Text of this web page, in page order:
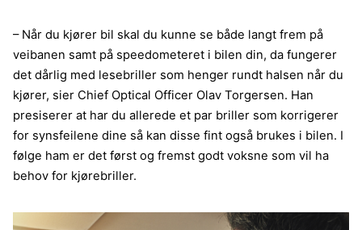
– Når du kjører bil skal du kunne se både langt frem på
veibanen samt på speedometeret i bilen din, da fungerer
det dårlig med lesebriller som henger rundt halsen når du
kjører, sier Chief Optical Officer Olav Torgersen. Han
presiserer at har du allerede et par briller som korrigerer
for synsfeilene dine så kan disse fint også brukes i bilen. I
følge ham er det først og fremst godt voksne som vil ha
behov for kjørebriller.